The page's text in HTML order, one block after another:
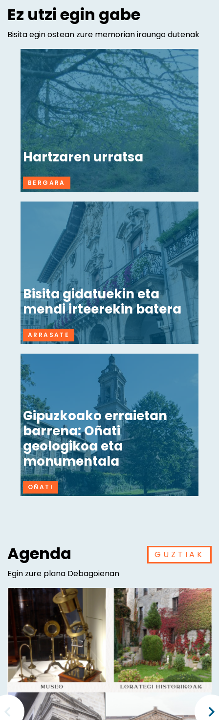
Ez utzi egin gabe
Bisita egin ostean zure memorian iraungo dutenak
Hartzaren urratsa
BERGARA
Bisita gidatuekin eta
mendi irteerekin batera
ARRASATE
Gipuzkoako erraietan
barrena: Oñati
geologikoa eta
monumentala
OÑATI
Agenda
Egin zure plana Debagoienan
GUZTIAK